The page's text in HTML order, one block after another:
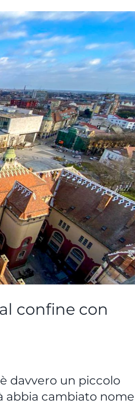
confine con
davvero un piccolo
abbia cambiato nome